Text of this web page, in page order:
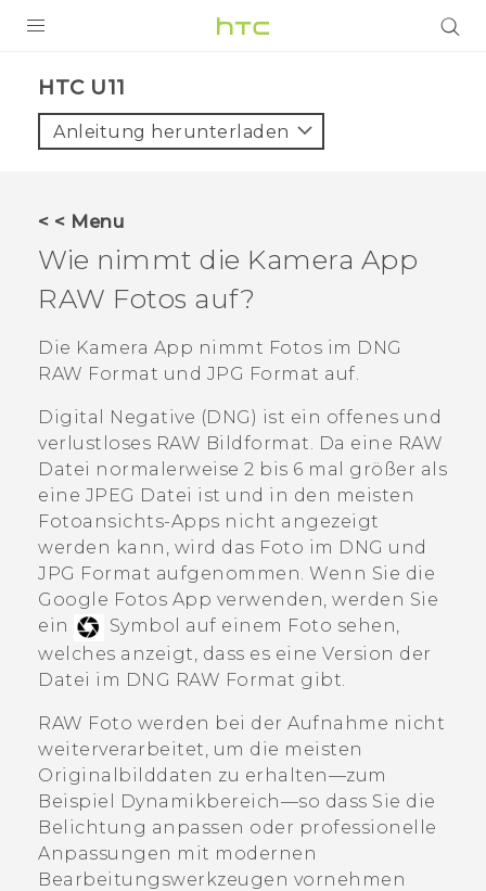
VIVE
VIVERSE
UNTERSTÜTZUNG
HTC-Geräte und Zubehör
HTC U11‎
Anleitung herunterladen
< < Menu
Wie nimmt die Kamera App
RAW Fotos auf?
Die Kamera App nimmt Fotos im DNG
RAW Format und JPG Format auf.
Digital Negative (DNG) ist ein offenes und
verlustloses RAW Bildformat. Da eine RAW
Datei normalerweise 2 bis 6 mal größer als
eine JPEG Datei ist und in den meisten
Fotoansichts-Apps nicht angezeigt
werden kann, wird das Foto im DNG und
JPG Format aufgenommen. Wenn Sie die
Google Fotos App verwenden, werden Sie
ein
Symbol auf einem Foto sehen,
welches anzeigt, dass es eine Version der
Datei im DNG RAW Format gibt.
RAW Foto werden bei der Aufnahme nicht
weiterverarbeitet, um die meisten
Originalbilddaten zu erhalten—zum
Beispiel Dynamikbereich—so dass Sie die
Belichtung anpassen oder professionelle
Anpassungen mit modernen
Bearbeitungswerkzeugen vornehmen